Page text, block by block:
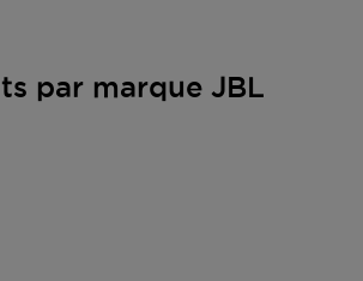
par marque JBL